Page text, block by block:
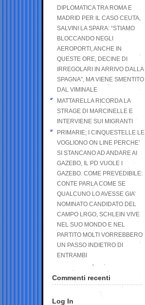
DIPLOMATICA TRA ROMA E
MADRID PER IL CASO CEUTA,
SALVINI LA SPARA: “STIAMO
BLOCCANDO NEGLI
AEROPORTI, ANCHE IN
QUESTE ORE, DECINE DI
IRREGOLARI IN ARRIVO DALLA
SPAGNA”, MA VIENE SMENTITO
DAL VIMINALE
MATTARELLA RICORDA LA
STRAGE DI MARCINELLE E
INTERVIENE SUI MIGRANTI
PRIMARIE; I CINQUESTELLE LE
VOGLIONO ON LINE PERCHE’
SI STANCANO AD ANDARE AI
GAZEBO, IL PD VUOLE I
GAZEBO. COME PREVEDIBILE:
CONTE PARLA COME SE
QUALCUNO LO AVESSE GIA’
NOMINATO CANDIDATO DEL
CAMPO LRGO, SCHLEIN VIVE
NEL SUO MONDO E NEL
PARTITO MOLTI VORREBBERO
UN PASSO INDIETRO DI
ENTRAMBI
Commenti recenti
Log In